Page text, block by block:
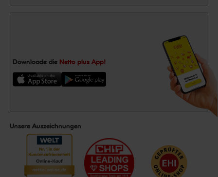
Downloade die Netto plus App!
Unsere Auszeichnungen